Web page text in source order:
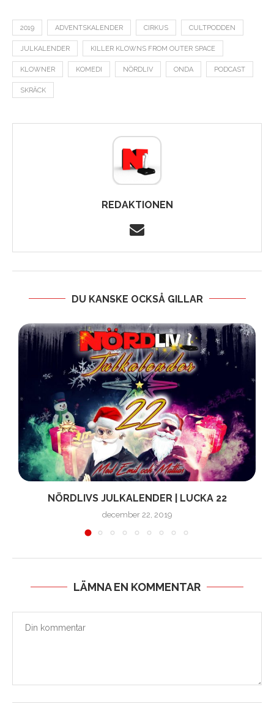
2019 ADVENTSKALENDER CIRKUS CULTPODDEN
JULKALENDER KILLER KLOWNS FROM OUTER SPACE
KLOWNER KOMEDI NÖRDLIV ONDA PODCAST
SKRÄCK
REDAKTIONEN
DU KANSKE OCKSÅ GILLAR
NÖRDLIVS JULKALENDER | LUCKA 22
december 22, 2019
LÄMNA EN KOMMENTAR